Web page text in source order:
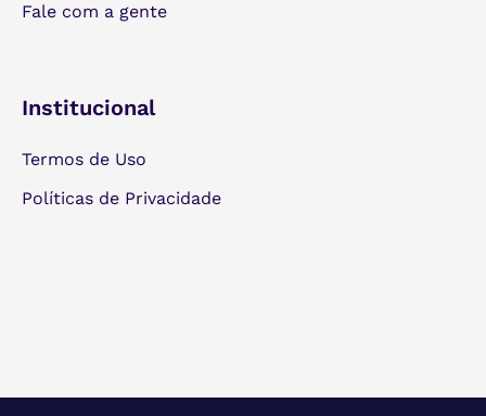
Fale com a gente
Institucional
Termos de Uso
Políticas de Privacidade